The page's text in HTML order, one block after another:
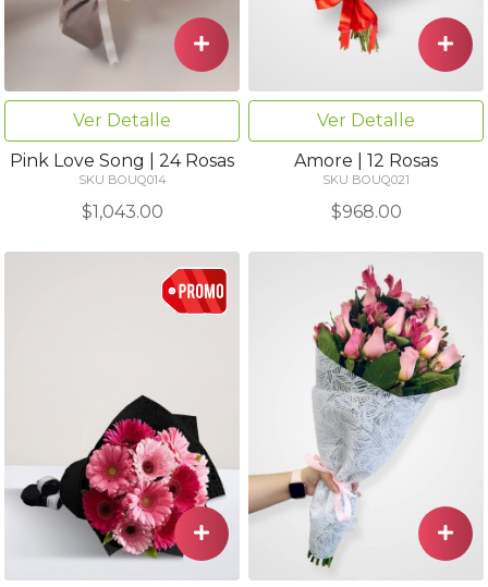
Ver Detalle
Pink Love Song | 24 Rosas
SKU BOUQ014
$1,043.00
Ver Detalle
Amore | 12 Rosas
SKU BOUQ021
$968.00